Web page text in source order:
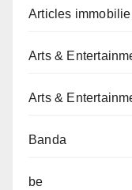
Articles
Arts &
Arts &
Banda
be